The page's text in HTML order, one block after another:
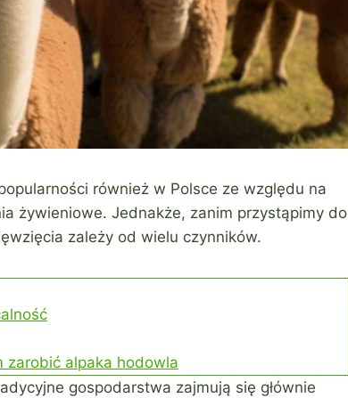
również w Polsce ze względu na
żywieniowe. Jednakże, zanim przystąpimy do
zależy od wielu czynników.
zarobić alpaka hodowla
gospodarstwa zajmują się głównie